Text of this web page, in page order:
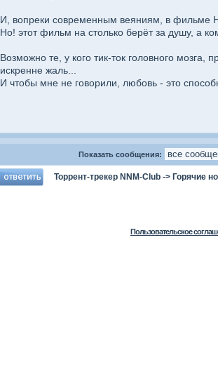
И, вопреки современным веяниям, в фильме
Но! этот фильм на столько берёт за душу, а
Возможно те, у кого тик-ток головного
искренне жаль...
И чтобы мне не говорили, любовь - это
Показать сообщения:
Торрент-трекер NNM-Club -> Горячие
Пользовательское